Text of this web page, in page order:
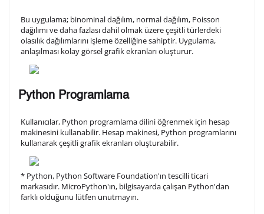
Bu uygulama; binominal dağılım, normal dağılım, Poisson
dağılımı ve daha fazlası dahil olmak üzere çeşitli türlerdeki
olasılık dağılımlarını işleme özelliğine sahiptir. Uygulama,
anlaşılması kolay görsel grafik ekranları oluşturur.
Python Programlama
Kullanıcılar, Python programlama dilini öğrenmek için hesap
makinesini kullanabilir. Hesap makinesi, Python programlarını
kullanarak çeşitli grafik ekranları oluşturabilir.
* Python, Python Software Foundation'ın tescilli ticari
markasıdır. MicroPython'ın, bilgisayarda çalışan Python'dan
farklı olduğunu lütfen unutmayın.